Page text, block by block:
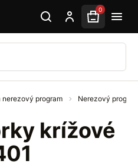
0
nerezový program Nerezový
krížové